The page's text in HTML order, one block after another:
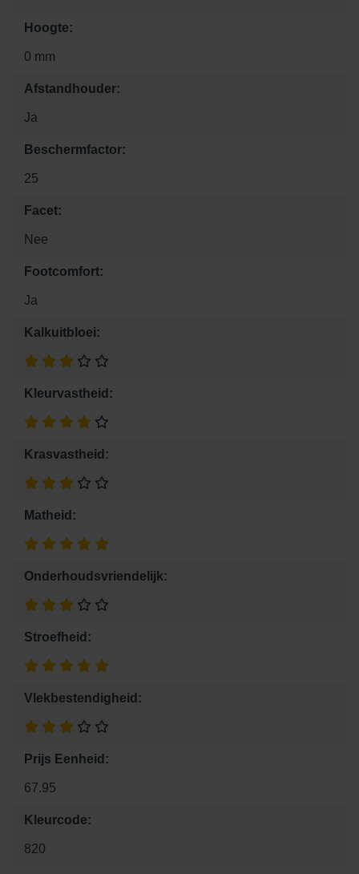
Hoogte:
0 mm
Afstandhouder:
Ja
Beschermfactor:
25
Facet:
Nee
Footcomfort:
Ja
Kalkuitbloei:
Kleurvastheid:
Krasvastheid:
Matheid:
Onderhoudsvriendelijk:
Stroefheid:
Vlekbestendigheid:
Prijs Eenheid:
67.95
Kleurcode:
820